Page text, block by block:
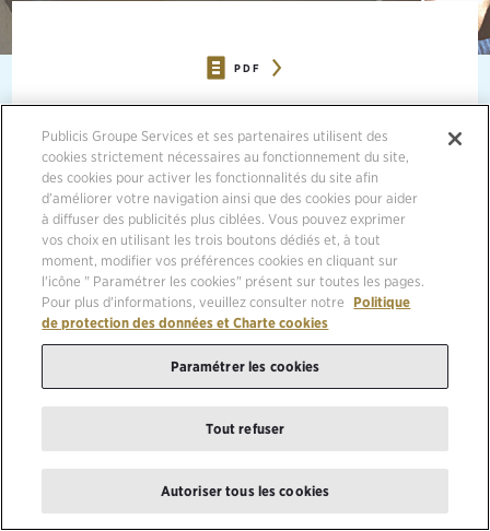
PDF
25 avril 2022 -Le Document d’Enregistrement
Universel dePublicis Groupe S.A. [Euronext Paris
FR0000130577, CAC 40]pour l’année 2021 a été
déposé à l’Autorité des Marchés Financiers le 25 avril
2022. Il est tenu à la disposition du public dans les
conditions prévues par la réglementation en vigueur et
peut être consulté et téléchargé à partir du site Internet
www.publicisgroupe.com
site de l’AMF (www.amf-france.org).
Ce Document d’Enregistrement Universel inclut
de gestion du Directoire, le rapport sur le
gouvernement d’entreprise ainsi que les rapports des
Publicis Groupe Services et ses partenaires utilisent des
cookies strictement nécessaires au fonctionnement du site,
des cookies pour activer les fonctionnalités du site afin
d’améliorer votre navigation ainsi que des cookies pour aider
à diffuser des publicités plus ciblées. Vous pouvez exprimer
vos choix en utilisant les trois boutons dédiés et, à tout
moment, modifier vos préférences cookies en cliquant sur
l'icône " Paramétrer les cookies" présent sur toutes les pages.
Pour plus d'informations, veuillez consulter notre
Politique
de protection des données et Charte cookies
Paramétrer les cookies
Tout refuser
Autoriser tous les cookies